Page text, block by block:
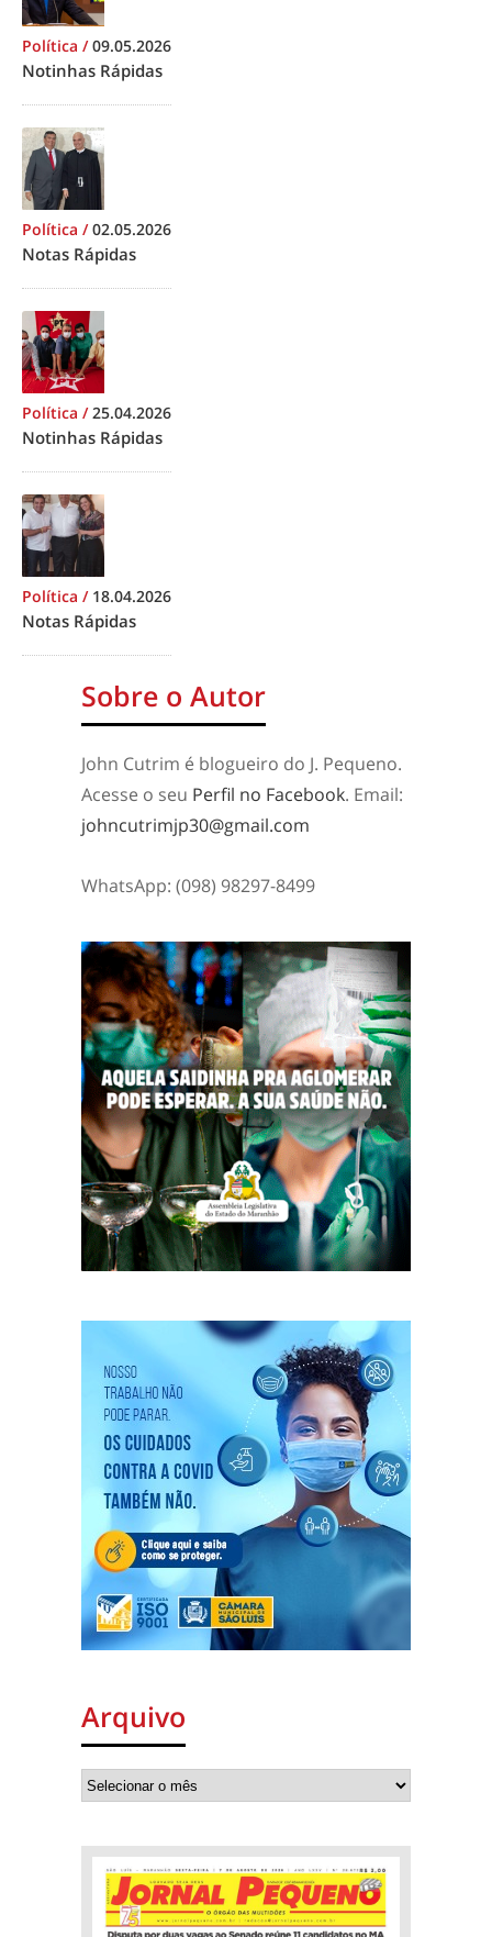
Política /09.05.2026
Notinhas Rápidas
Política /02.05.2026
Notas Rápidas
Política /25.04.2026
Notinhas Rápidas
Política / 18.04.2026
Notas Rápidas
Sobre o Autor
John Cutrim é blogueiro do J. Pequeno.
Acesse o seu Perfil no Facebook. Email:
johncutrimjp30@gmail.com
WhatsApp: (098) 98297-8499
Arquivo